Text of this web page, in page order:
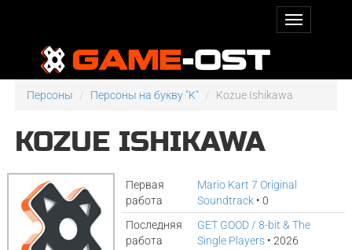
Персоны Персоны на букву "K" Kozue Ishikawa
KOZUE ISHIKAWA
Первая
работа
Mario Kart 7 Original
Soundtrack • 0
Последняя
работа
GET GOOD / 8-bit & The
Single Players • 2026